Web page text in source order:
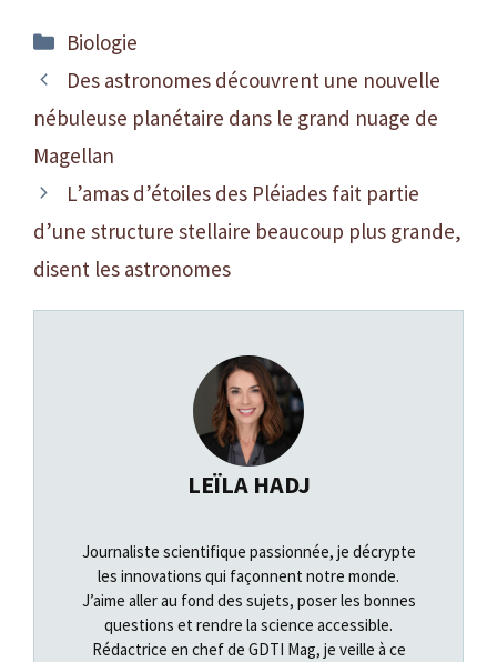
Catégories
Biologie
Des astronomes découvrent une nouvelle
nébuleuse planétaire dans le grand nuage de
Magellan
L’amas d’étoiles des Pléiades fait partie
d’une structure stellaire beaucoup plus grande,
disent les astronomes
LEÏLA HADJ
Journaliste scientifique passionnée, je décrypte
les innovations qui façonnent notre monde.
J’aime aller au fond des sujets, poser les bonnes
questions et rendre la science accessible.
Rédactrice en chef de GDTI Mag, je veille à ce